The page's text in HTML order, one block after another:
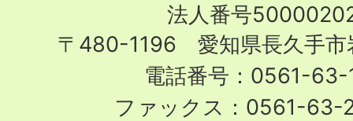
City
法人番号
〒480-1196 愛知県長久手市
電話番号：0561-63-
ファックス：0561-63-